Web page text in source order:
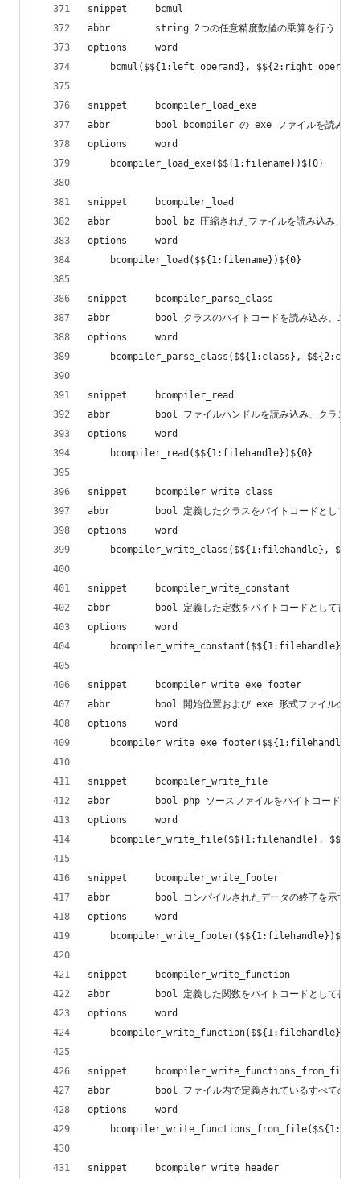
snippet     bcmul
abbr        string 2つの任意精度数値の乗算を行う
options     word
bcmul($${1:left_operand},
snippet     bcompiler_load_exe
abbr        bool bcompiler の exe ファイルを読み込み
options     word
    bcompiler_load_exe($${1:filename})${0}
snippet     bcompiler_load
abbr        bool bz 圧縮されたファイルを読み込み、クラ
options     word
    bcompiler_load($${1:filename})${0}
snippet     bcompiler_parse_class
abbr        bool クラスのバイトコードを読み込み、ユー
options     word
bcompiler_parse_class($${1:class},
snippet     bcompiler_read
abbr        bool ファイルハンドルを読み込み、クラスを
options     word
    bcompiler_read($${1:filehandle})${0}
snippet     bcompiler_write_class
abbr        bool 定義したクラスをバイトコードとして書
options     word
bcompiler_write_class($${1:filehandle},
snippet     bcompiler_write_constant
abbr        bool 定義した定数をバイトコードとして書き
options     word
bcompiler_write_constant($${1:filehandle},
snippet     bcompiler_write_exe_footer
abbr        bool 開始位置および exe 形式ファイルのフ
options     word
snippet     bcompiler_write_file
abbr        bool php ソースファイルをバイトコードとし
options     word
bcompiler_write_file($${1:filehandle},
snippet     bcompiler_write_footer
abbr        bool コンパイルされたデータの終了を示す文
options     word
    bcompiler_write_footer($${1:filehandle})${0}
snippet     bcompiler_write_function
abbr        bool 定義した関数をバイトコードとして書き
options     word
bcompiler_write_function($${1:filehandle},
snippet     bcompiler_write_functions_from_file
abbr        bool ファイル内で定義されているすべての関数
options     word
snippet     bcompiler_write_header